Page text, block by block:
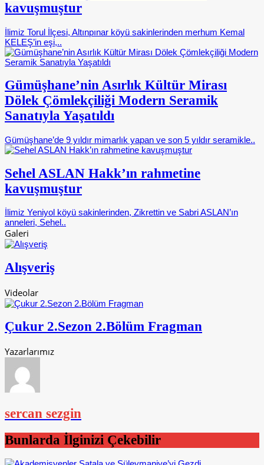
kavuşmuştur
İlimiz Torul İlçesi, Altınpınar köyü sakinlerinden merhum Kemal
KELEŞ’in eşi,..
Gümüşhane’nin Asırlık Kültür Mirası
Dölek Çömlekçiliği Modern Seramik
Sanatıyla Yaşatıldı
Gümüşhane’de 9 yıldır mimarlık yapan ve son 5 yıldır seramikle..
Sehel ASLAN Hakk’ın rahmetine
kavuşmuştur
İlimiz Yeniyol köyü sakinlerinden, Zikrettin ve Sabri ASLAN’ın
anneleri, Sehel..
Galeri
Alışveriş
Videolar
Çukur 2.Sezon 2.Bölüm Fragman
Yazarlarımız
sercan sezgin
Bunlarda İlginizi Çekebilir